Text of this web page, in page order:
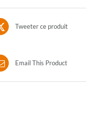
Tweeter ce produit
Email This Product